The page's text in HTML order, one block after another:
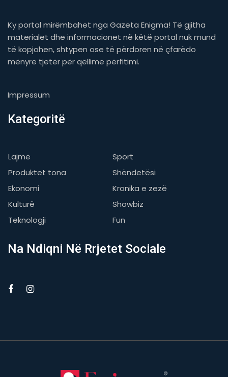
Ky portal mirëmbahet nga Gazeta Enigma! Të gjitha
materialet dhe informacionet në këtë portal nuk mund
të kopjohen, shtypen ose të përdoren në çfarëdo
mënyre tjetër për qëllime përfitimi.
Impressum
Kategoritë
Lajme
Sport
Produktet tona
Shëndetësi
Ekonomi
Kronika e zezë
Kulturë
Showbiz
Teknologji
Fun
Na Ndiqni Në Rrjetet Sociale